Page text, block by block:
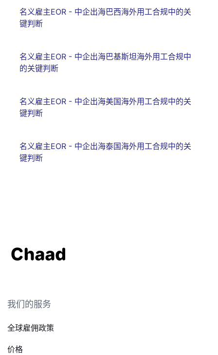
名义雇主EOR - 中企出海巴西海外用工合规中的关
键判断
名义雇主EOR - 中企出海巴基斯坦海外用工合规中
的关键判断
名义雇主EOR - 中企出海美国海外用工合规中的关
键判断
名义雇主EOR - 中企出海泰国海外用工合规中的关
键判断
我们的服务
全球雇佣政策
价格